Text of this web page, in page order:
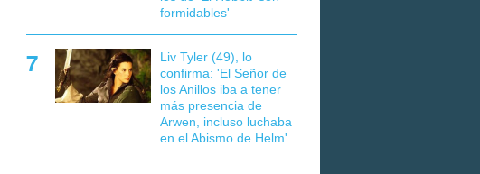
formidables'
Liv Tyler (49), lo
confirma: 'El Señor de
los Anillos iba a tener
más presencia de
Arwen, incluso luchaba
en el Abismo de Helm'